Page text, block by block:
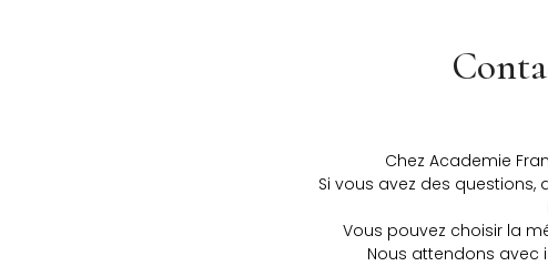
Chez Academie
Si vous avez des
Vous pouvez choisir la
Nous attendons avec